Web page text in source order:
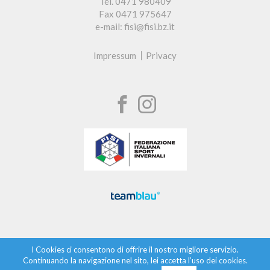
Fax 0471 975647
e-mail: fisi@fisi.bz.it
Impressum Privacy
I Cookies ci consentono di offrire il nostro migliore servizio.
Continuando la navigazione nel sito, lei accetta l’uso dei cookies.